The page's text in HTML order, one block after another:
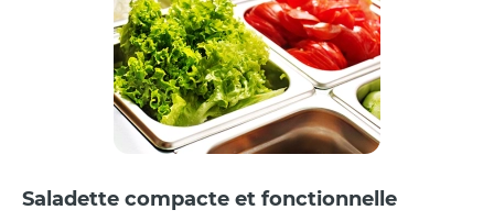
Saladette compacte et fonctionnelle